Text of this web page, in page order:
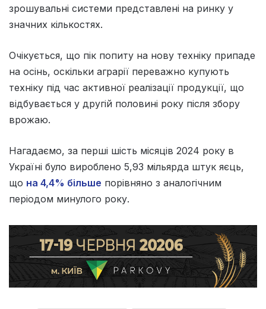
зрошувальні системи представлені на ринку у
значних кількостях.
Очікується, що пік попиту на нову техніку припаде
на осінь, оскільки аграрії переважно купують
техніку під час активної реалізації продукції, що
відбувається у другій половині року після збору
врожаю.
Нагадаємо, за перші шість місяців 2024 року в
Україні було вироблено 5,93 мільярда штук яєць,
що на 4,4% більше порівняно з аналогічним
періодом минулого року.